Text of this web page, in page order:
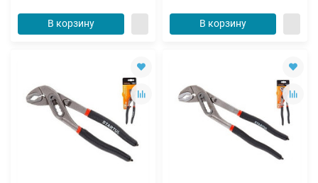
В корзину В корзину